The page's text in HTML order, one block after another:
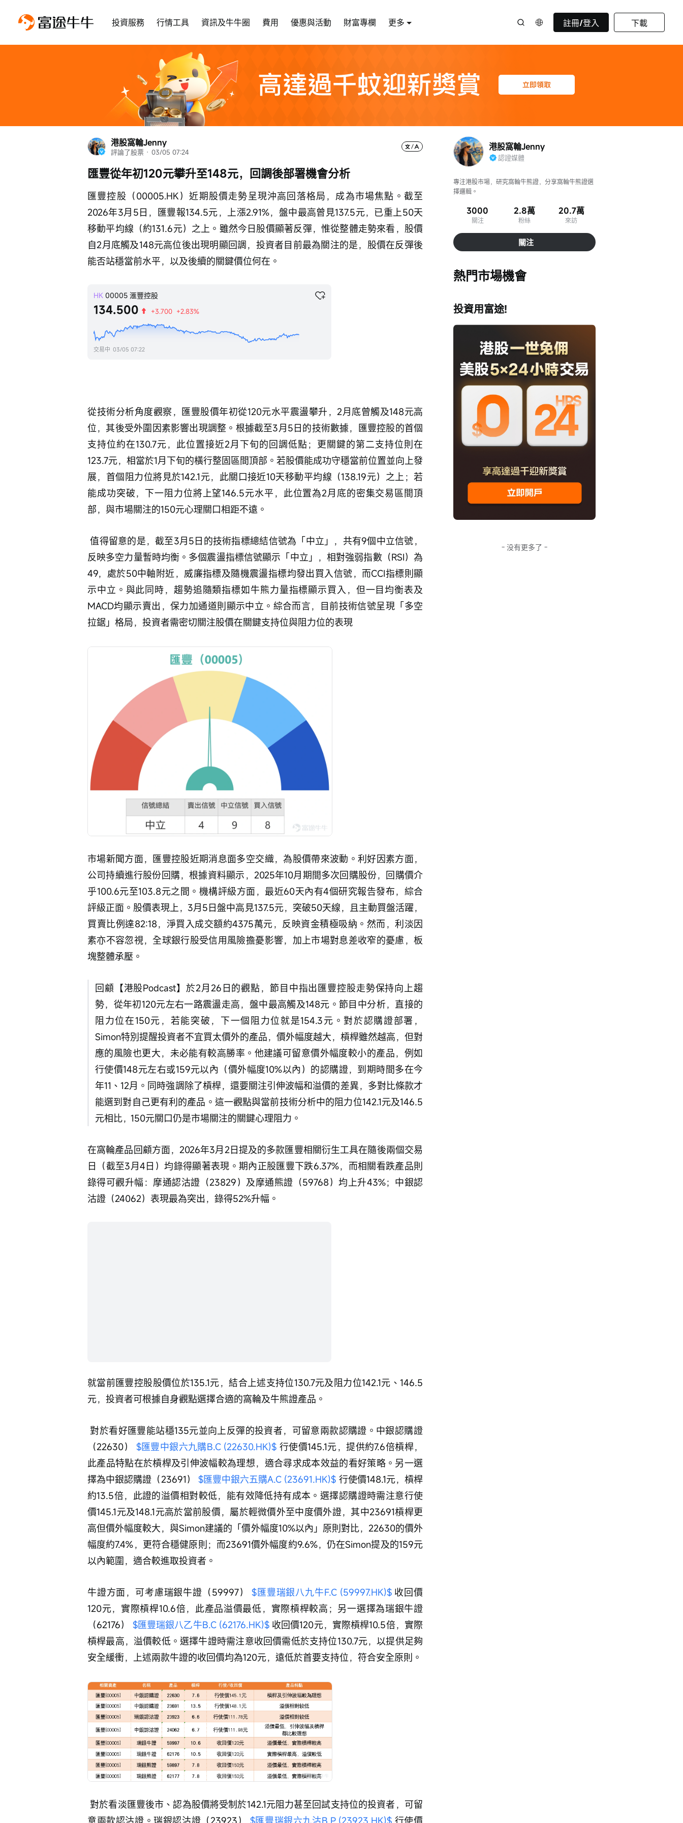
投資服務 行情工具 資訊及牛牛圈 費用 優惠與活動 財富專欄 更多 註冊/登入 下載
港股窩輪Jenny
評論了股票 · 03/05 07:24
匯豐從年初120元攀升至148元，回調後部署機會分析
匯豐控股（00005.HK）近期股價走勢呈現沖高回落格局，成為市場焦點。截至
2026年3月5日，匯豐報134.5元，上漲2.91%，盤中最高曾見137.5元，已重上50天
移動平均線（約131.6元）之上。雖然今日股價顯著反彈，惟從整體走勢來看，股價
自2月底觸及148元高位後出現明顯回調，投資者目前最為關注的是，股價在反彈後
能否站穩當前水平，以及後續的關鍵價位何在。
HK 00005 滙豐控股
134.500 +3.700 +2.83%
交易中 03/05 07:22
從技術分析角度觀察，匯豐股價年初從120元水平震盪攀升，2月底曾觸及148元高
位，其後受外圍因素影響出現調整。根據截至3月5日的技術數據，匯豐控股的首個
支持位約在130.7元，此位置接近2月下旬的回調低點；更關鍵的第二支持位則在
123.7元，相當於1月下旬的橫行整固區間頂部。若股價能成功守穩當前位置並向上發
展，首個阻力位將見於142.1元，此關口接近10天移動平均線（138.19元）之上；若
能成功突破，下一阻力位將上望146.5元水平，此位置為2月底的密集交易區間頂
部，與市場關注的150元心理關口相距不遠。
值得留意的是，截至3月5日的技術指標總結信號為「中立」，共有9個中立信號，
反映多空力量暫時均衡。多個震盪指標信號顯示「中立」，相對強弱指數（RSI）為
49，處於50中軸附近，威廉指標及隨機震盪指標均發出買入信號，而CCI指標則顯
示中立。與此同時，趨勢追隨類指標如牛熊力量指標顯示買入，但一目均衡表及
MACD均顯示賣出，保力加通道則顯示中立。綜合而言，目前技術信號呈現「多空
拉鋸」格局，投資者需密切關注股價在關鍵支持位與阻力位的表現
市場新聞方面，匯豐控股近期消息面多空交織，為股價帶來波動。利好因素方面，
公司持續進行股份回購，根據資料顯示，2025年10月期間多次回購股份，回購價介
乎100.6元至103.8元之間。機構評級方面，最近60天內有4個研究報告發布，綜合
評級正面。股價表現上，3月5日盤中高見137.5元，突破50天線，且主動買盤活躍，
買賣比例達82:18，淨買入成交額約4375萬元，反映資金積極吸納。然而，利淡因
素亦不容忽視，全球銀行股受信用風險擔憂影響，加上市場對息差收窄的憂慮，板
塊整體承壓。
回顧【港股Podcast】於2月26日的觀點，節目中指出匯豐控股走勢保持向上趨
勢，從年初120元左右一路震盪走高，盤中最高觸及148元。節目中分析，直接的
阻力位在150元，若能突破，下一個阻力位就是154.3元。對於認購證部署，
Simon特別提醒投資者不宜買太價外的產品，價外幅度越大，槓桿雖然越高，但對
應的風險也更大，未必能有較高勝率。他建議可留意價外幅度較小的產品，例如
行使價148元左右或159元以內（價外幅度10%以內）的認購證，到期時間多在今
年11、12月。同時強調除了槓桿，還要關注引伸波幅和溢價的差異，多對比條款才
能選到對自己更有利的產品。這一觀點與當前技術分析中的阻力位142.1元及146.5
元相比，150元關口仍是市場關注的關鍵心理阻力。
在窩輪產品回顧方面，2026年3月2日提及的多款匯豐相關衍生工具在隨後兩個交易
日（截至3月4日）均錄得顯著表現。期內正股匯豐下跌6.37%，而相關看跌產品則
錄得可觀升幅：摩通認沽證（23829）及摩通熊證（59768）均上升43%；中銀認
沽證（24062）表現最為突出，錄得52%升幅。
就當前匯豐控股股價位於135.1元，結合上述支持位130.7元及阻力位142.1元、146.5
元，投資者可根據自身觀點選擇合適的窩輪及牛熊證產品。
（22630） $匯豐中銀六九購B.C (22630.HK)$ 行使價145.1元，提供約7.6倍槓桿，
此產品特點在於槓桿及引伸波幅較為理想，適合尋求成本效益的看好策略。另一選
擇為中銀認購證（23691） $匯豐中銀六五購A.C (23691.HK)$ 行使價148.1元，槓桿
約13.5倍，此證的溢價相對較低，能有效降低持有成本。選擇認購證時需注意行使
價145.1元及148.1元高於當前股價，屬於輕微價外至中度價外證，其中23691槓桿更
高但價外幅度較大，與Simon建議的「價外幅度10%以內」原則對比，22630的價外
幅度約7.4%，更符合穩健原則；而23691價外幅度約9.6%，仍在Simon提及的159元
以內範圍，適合較進取投資者。
牛證方面，可考慮瑞銀牛證（59997） $匯豐瑞銀八九牛F.C (59997.HK)$ 收回價
120元，實際槓桿10.6倍，此產品溢價最低，實際槓桿較高；另一選擇為瑞銀牛證
（62176） $匯豐瑞銀八乙牛B.C (62176.HK)$ 收回價120元，實際槓桿10.5倍，實際
槓桿最高，溢價較低。選擇牛證時需注意收回價需低於支持位130.7元，以提供足夠
安全緩衝，上述兩款牛證的收回價均為120元，遠低於首要支持位，符合安全原則。
港股窩輪Jenny
認證媒體
專注港股市場，研究窩輪牛熊證，分享窩輪牛熊證選
擇邏輯。
3000
關注
2.8萬
粉絲
20.7萬
來訪
關注
熱門市場機會
投資用富途!
- 没有更多了 -